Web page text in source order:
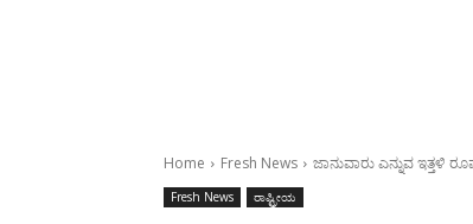
Home Fresh News ಜಾನುವಾರು ಎನ್ನುವ ಇತ್ತಳಿ
Fresh News ರಾಷ್ಟ್ರೀಯ